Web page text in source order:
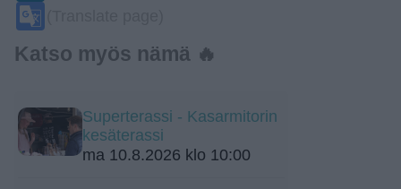
Katso myös nämä 🔥
Superterassi - Kasarmitorin
kesäterassi
ma 10.8.2026 klo 10:00